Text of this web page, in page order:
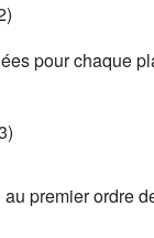
pour chaque
premier ordre